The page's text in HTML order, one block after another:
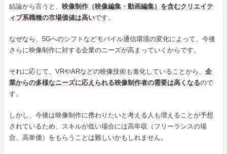
結論から言うと、 映像制作（映像編集・動画編集）を含むクリエイテ
ィブ系職種の市場価値は高いです。
なぜなら、5Gへのシフトなどモバイル通信環境の変化によって、今後
さらに映像制作に対する企業のニーズが高まっていくからです。
それに応じて、VRやARなどの映像技術も進化していることから、 企
業からの多様なニーズに応えられる映像制作者の需要は高くなるので
す。
しかし、今後は映像制作に携わりたいと考える人も増えることが予想
されているため、スキルが低い場合には高年収（フリーランスの場
合、高単価）をもらうことは難しいかもしれません。